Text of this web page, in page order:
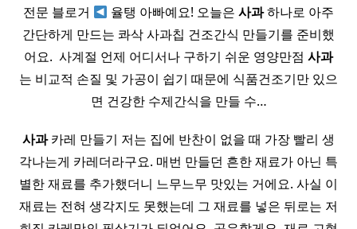
전문 블로거
율탱 아빠예요! 오늘은사과하나로 아주
간단하게 만드는 콰삭 사과칩 건조간식 만들기를 준비했
어요. ​ 사계절 언제 어디서나 구하기 쉬운 영양만점 사과
는 비교적 손질 및 가공이 쉽기 때문에 식품건조기만 있으
면 건강한 수제간식을 만들 수…
사과카레 만들기 저는 집에 반찬이 없을 때 가장 빨리 생
각나는게 카레더라구요. 매번 만들던 흔한 재료가 아닌 특
별한 재료를 추가했더니 느무느무 맛있는 거에요. 사실 이
재료는 전혀 생각지도 못했는데 그 재료를 넣은 뒤로는 저